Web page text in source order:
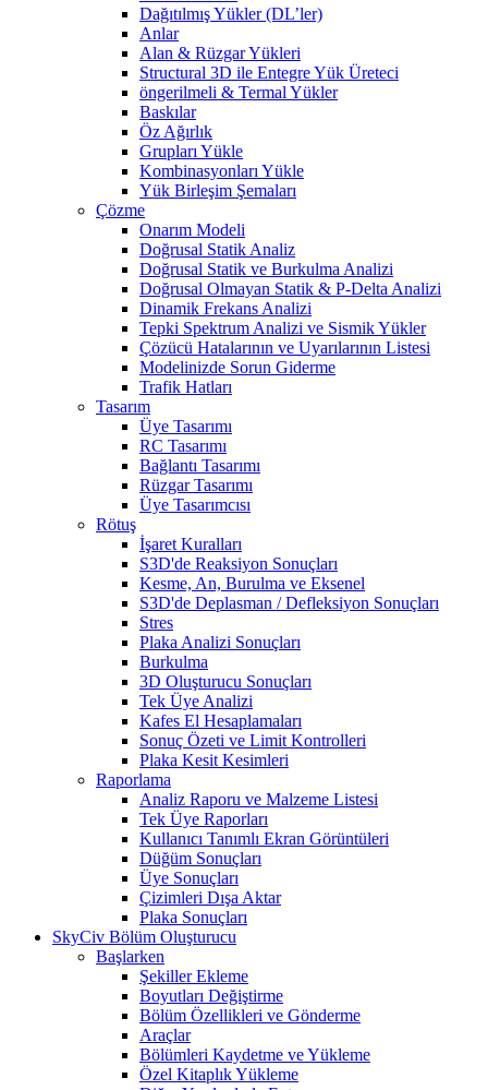
Dağıtılmış Yükler (DL’ler)
Anlar
Alan & Rüzgar Yükleri
Structural 3D ile Entegre Yük Üreteci
öngerilmeli & Termal Yükler
Baskılar
Öz Ağırlık
Grupları Yükle
Kombinasyonları Yükle
Yük Birleşim Şemaları
Çözme
Onarım Modeli
Doğrusal Statik Analiz
Doğrusal Statik ve Burkulma Analizi
Doğrusal Olmayan Statik & P-Delta Analizi
Dinamik Frekans Analizi
Tepki Spektrum Analizi ve Sismik Yükler
Çözücü Hatalarının ve Uyarılarının Listesi
Modelinizde Sorun Giderme
Trafik Hatları
Tasarım
Üye Tasarımı
RC Tasarımı
Bağlantı Tasarımı
Rüzgar Tasarımı
Üye Tasarımcısı
Rötuş
İşaret Kuralları
S3D'de Reaksiyon Sonuçları
Kesme, An, Burulma ve Eksenel
S3D'de Deplasman / Defleksiyon Sonuçları
Stres
Plaka Analizi Sonuçları
Burkulma
3D Oluşturucu Sonuçları
Tek Üye Analizi
Kafes El Hesaplamaları
Sonuç Özeti ve Limit Kontrolleri
Plaka Kesit Kesimleri
Raporlama
Analiz Raporu ve Malzeme Listesi
Tek Üye Raporları
Kullanıcı Tanımlı Ekran Görüntüleri
Düğüm Sonuçları
Üye Sonuçları
Çizimleri Dışa Aktar
Plaka Sonuçları
SkyCiv Bölüm Oluşturucu
Başlarken
Şekiller Ekleme
Boyutları Değiştirme
Bölüm Özellikleri ve Gönderme
Araçlar
Bölümleri Kaydetme ve Yükleme
Özel Kitaplık Yükleme